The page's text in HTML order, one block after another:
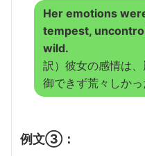
Her emotions
tempest,
wild.
訳）彼女の感情は
御できず荒々しかっ
例文③：